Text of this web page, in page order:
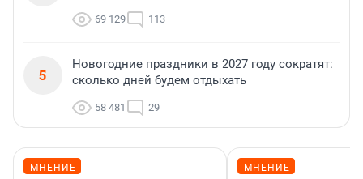
69 129 113
5
Новогодние праздники в 2027 году сократят:
сколько дней будем отдыхать
58 481 29
МНЕНИЕ МНЕНИЕ